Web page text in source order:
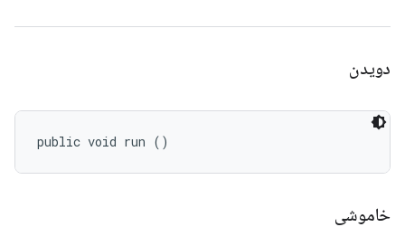
دویدن
public void run ()
خاموشی